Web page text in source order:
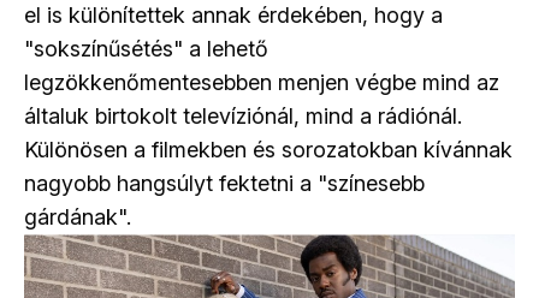
el is különítettek annak érdekében, hogy a
"sokszínűsétés" a lehető
legzökkenőmentesebben menjen végbe mind az
általuk birtokolt televíziónál, mind a rádiónál.
Különösen a filmekben és sorozatokban kívánnak
nagyobb hangsúlyt fektetni a "színesebb
gárdának".